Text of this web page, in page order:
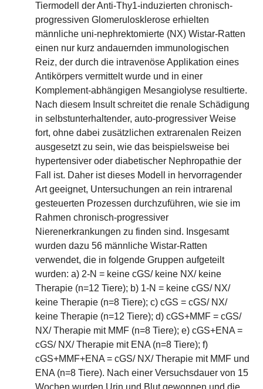
Tiermodell der Anti-Thy1-induzierten chronisch-
progressiven Glomerulosklerose erhielten
männliche uni-nephrektomierte (NX) Wistar-Ratten
einen nur kurz andauernden immunologischen
Reiz, der durch die intravenöse Applikation eines
Antikörpers vermittelt wurde und in einer
Komplement-abhängigen Mesangiolyse resultierte.
Nach diesem Insult schreitet die renale Schädigung
in selbstunterhaltender, auto-progressiver Weise
fort, ohne dabei zusätzlichen extrarenalen Reizen
ausgesetzt zu sein, wie das beispielsweise bei
hypertensiver oder diabetischer Nephropathie der
Fall ist. Daher ist dieses Modell in hervorragender
Art geeignet, Untersuchungen an rein intrarenal
gesteuerten Prozessen durchzuführen, wie sie im
Rahmen chronisch-progressiver
Nierenerkrankungen zu finden sind. Insgesamt
wurden dazu 56 männliche Wistar-Ratten
verwendet, die in folgende Gruppen aufgeteilt
wurden: a) 2-N = keine cGS/ keine NX/ keine
Therapie (n=12 Tiere); b) 1-N = keine cGS/ NX/
keine Therapie (n=8 Tiere); c) cGS = cGS/ NX/
keine Therapie (n=12 Tiere); d) cGS+MMF = cGS/
NX/ Therapie mit MMF (n=8 Tiere); e) cGS+ENA =
cGS/ NX/ Therapie mit ENA (n=8 Tiere); f)
cGS+MMF+ENA = cGS/ NX/ Therapie mit MMF und
ENA (n=8 Tiere). Nach einer Versuchsdauer von 15
Wochen wurden Urin und Blut gewonnen und die